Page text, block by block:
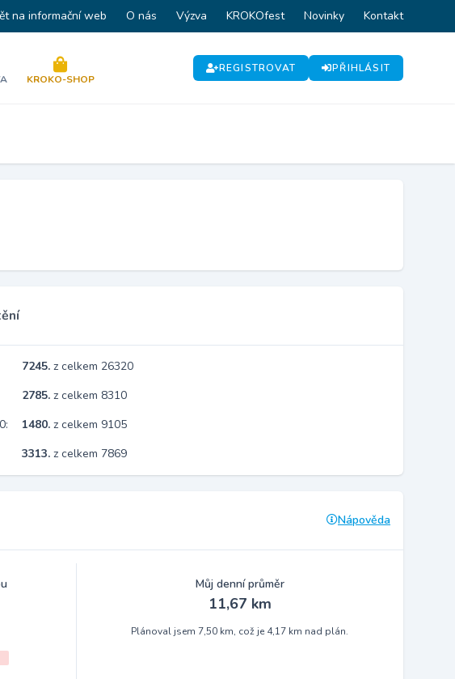
na informační web O nás Výzva KROKOfest Novinky Kontakt
KROKO-SHOP
REGISTROVAT PŘIHLÁSIT
7245. z celkem 26320
2785. z celkem 8310
1480. z celkem 9105
3313. z celkem 7869
Nápověda
Můj denní průměr
11,67 km
Plánoval jsem 7,50 km, což je 4,17 km nad plán.